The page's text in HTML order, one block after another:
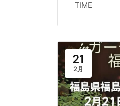
TIME
21
2月